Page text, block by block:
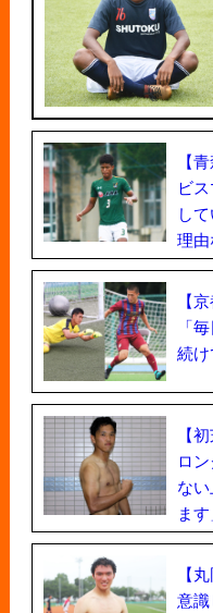
【
ビ
し
理由
【
「
続け
【
ロ
な
ます
【
意